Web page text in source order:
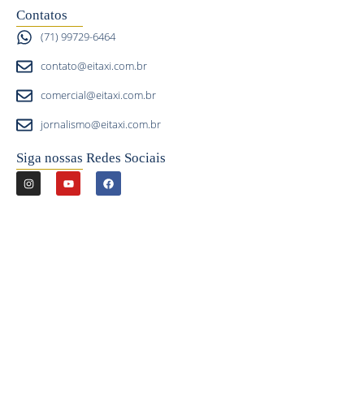
Contatos
(71) 99729-6464
contato@eitaxi.com.br
comercial@eitaxi.com.br
jornalismo@eitaxi.com.br
Siga nossas Redes Sociais
I
n
Y
o
F
a